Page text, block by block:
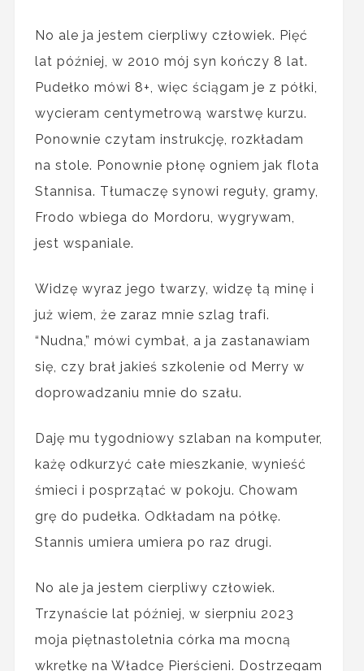
No ale ja jestem cierpliwy człowiek. Pięć
lat później, w 2010 mój syn kończy 8 lat.
Pudełko mówi 8+, więc ściągam je z półki,
wycieram centymetrową warstwę kurzu.
Ponownie czytam instrukcję, rozkładam
na stole. Ponownie płonę ogniem jak flota
Stannisa. Tłumaczę synowi reguły, gramy,
Frodo wbiega do Mordoru, wygrywam,
jest wspaniale.
Widzę wyraz jego twarzy, widzę tą minę i
już wiem, że zaraz mnie szlag trafi.
“Nudna,” mówi cymbał, a ja zastanawiam
się, czy brał jakieś szkolenie od Merry w
doprowadzaniu mnie do szału.
Daję mu tygodniowy szlaban na komputer,
każę odkurzyć całe mieszkanie, wynieść
śmieci i posprzątać w pokoju. Chowam
grę do pudełka. Odkładam na półkę.
Stannis umiera umiera po raz drugi.
No ale ja jestem cierpliwy człowiek.
Trzynaście lat później, w sierpniu 2023
moja piętnastoletnia córka ma mocną
wkrętkę na Władcę Pierścieni. Dostrzegam